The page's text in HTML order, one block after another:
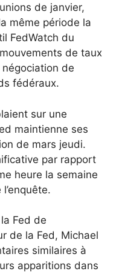
de janvier,
même période la
FedWatch du
de taux
de
fédéraux.
sur une
maintienne ses
de mars jeudi.
par rapport
heure la semaine
Fed de
de la Fed, Michael
similaires à
apparitions dans